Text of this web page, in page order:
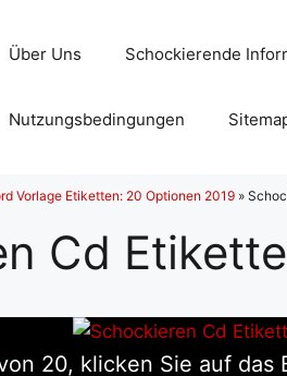
Über Uns Schockierende
Nutzungsbedingungen
Vorlage Etiketten: 20 Optionen 2019 »
Cd
20, klicken Sie auf das